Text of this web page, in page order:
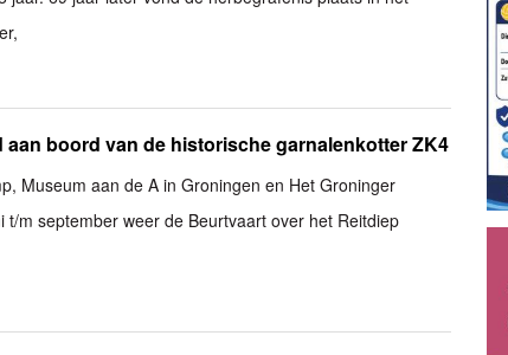
boord van de historische garnalenkotter ZK4
Museum aan de A in Groningen en Het Groninger
t/m september weer de Beurtvaart over het Reitdiep